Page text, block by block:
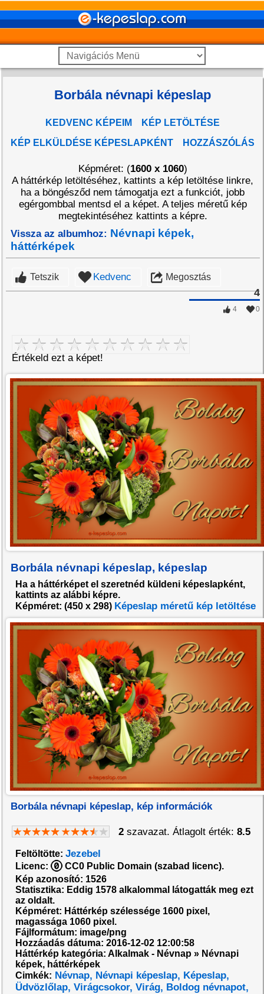
Borbála névnapi képeslap
KEDVENC KÉPEIM
KÉP LETÖLTÉSE
KÉP ELKÜLDÉSE KÉPESLAPKÉNT
HOZZÁSZÓLÁS
Képméret: (1600 x 1060)
A háttérkép letöltéséhez, kattints a kép letöltése linkre,
ha a böngésződ nem támogatja ezt a funkciót, jobb
egérgombbal mentsd el a képet. A teljes méretű kép
megtekintéséhez kattints a képre.
Vissza az albumhoz: Névnapi képek,
háttérképek
Tetszik Kedvenc Megosztás
4
0
4
Értékeld ezt a képet!
Borbála névnapi képeslap, képeslap
Ha a háttérképet el szeretnéd küldeni képeslapként,
kattints az alábbi képre.
Képméret: (450 x 298) Képeslap méretű kép letöltése
Borbála névnapi képeslap, kép információk
2 szavazat. Átlagolt érték: 8.5
Feltöltötte: Jezebel
Licenc:
CC0 Public Domain (szabad licenc).
Kép azonosító: 1526
Statisztika: Eddig 1578 alkalommal látogatták meg ezt
az oldalt.
Képméret: Háttérkép szélessége 1600 pixel,
magassága 1060 pixel.
Fájlformátum: image/png
Hozzáadás dátuma: 2016-12-02 12:00:58
Háttérkép kategória: Alkalmak - Névnap » Névnapi
képek, háttérképek
Cimkék: Névnap, Névnapi képeslap, Képeslap,
Üdvözlőlap, Virágcsokor, Virág, Boldog névnapot,